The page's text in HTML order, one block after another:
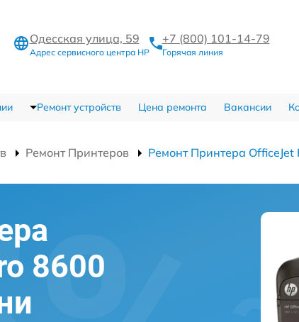
Одесская улица, 59
Адрес сервисного центра HP
+7 (800) 101-14-79
Горячая линия
Ремонт устройств Цена ремонта Вакансии
Ремонт Принтеров Ремонт Принтера
8600